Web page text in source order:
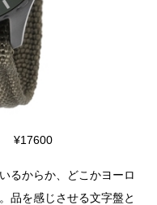
¥17600
るからか、どこかヨーロ
品を感じさせる文字盤と